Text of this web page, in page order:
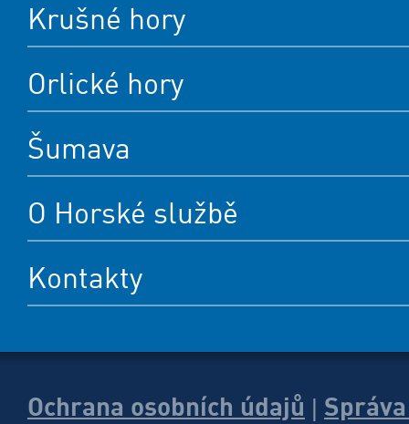
Krušné hory
Orlické hory
Šumava
O Horské službě
Kontakty
Ochrana osobních údajů